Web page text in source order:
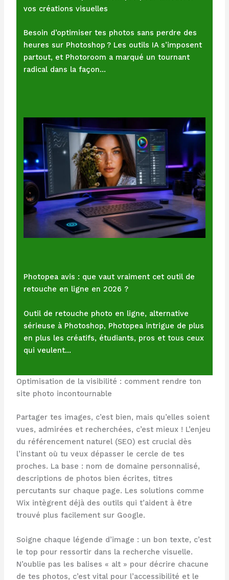
vos créations visuelles
Besoin d’optimiser tes photos sans perdre des
heures sur Photoshop ? Les outils IA s’imposent
partout, et Photoroom a marqué un tournant
radical dans la façon…
Photopea avis : que vaut vraiment cet outil de
retouche en ligne en 2026 ?
Outil de retouche photo en ligne, alternative
sérieuse à Photoshop, Photopea intrigue de plus
en plus les créatifs, étudiants, pros et tous ceux
qui veulent…
Optimisation de la visibilité : comment rendre ton
site photo incontournable
Partager tes images, c’est bien, mais qu’elles soient
vues, admirées et recherchées, c’est mieux ! L’enjeu
du référencement naturel (SEO) est crucial dès
l’instant où tu veux dépasser le cercle de tes
proches. La base : nom de domaine personnalisé,
descriptions de photos bien écrites, titres
percutants sur chaque page. Les solutions comme
Wix intègrent déjà des outils qui t’aident à être
trouvé plus facilement sur Google.
Soigne chaque légende d’image : un bon texte, c’est
le top pour ressortir dans la recherche visuelle.
N’oublie pas les balises « alt » pour décrire chacune
de tes photos, c’est vital pour l’accessibilité et le